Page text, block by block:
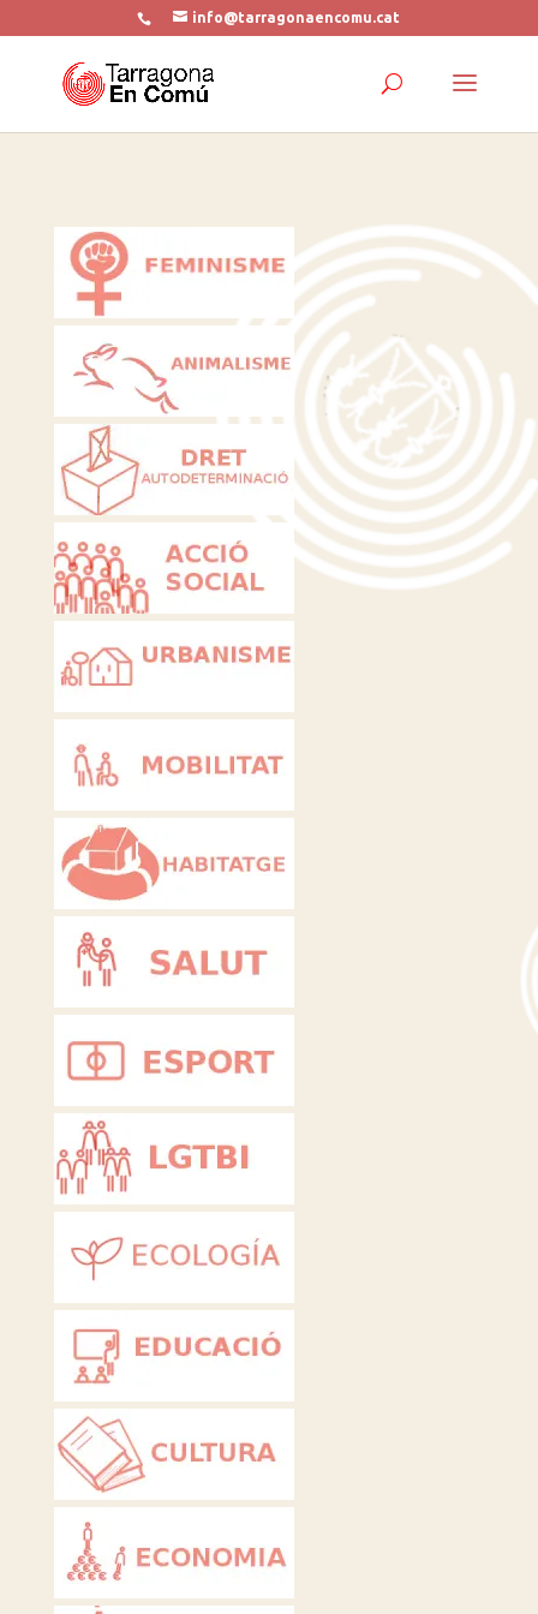
info@tarragonaencomu.cat